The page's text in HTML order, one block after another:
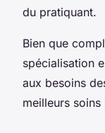
du pratiquant.
Bien que
spécialisation
aux besoins
meilleurs soins